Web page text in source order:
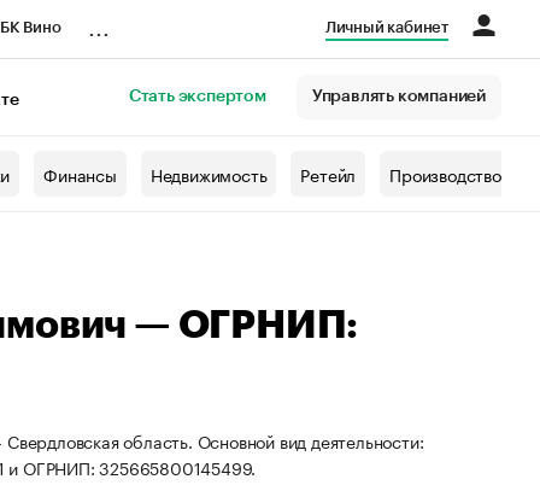
Вино Личный кабинет
Стать экспертом Управлять компанией
Финансы Недвижимость Ретейл Производство
— ОГРНИП:
область. Основной вид деятельности:
и ОГРНИП: 325665800145499.